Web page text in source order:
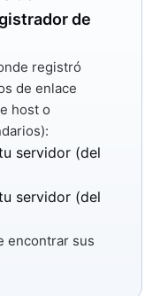
de
registró
de enlace
host o
servidor (del
servidor (del
encontrar sus